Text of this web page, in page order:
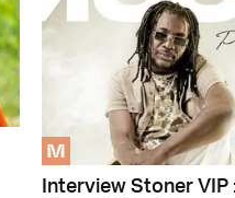
M
Interview Stoner VIP